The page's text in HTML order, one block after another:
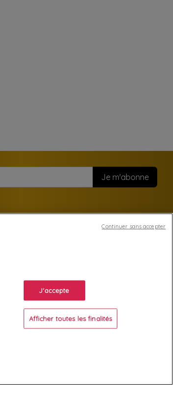
Connexion
Créez votre compte
J'accepte
Afficher toutes les finalités
Continuer sans accepter